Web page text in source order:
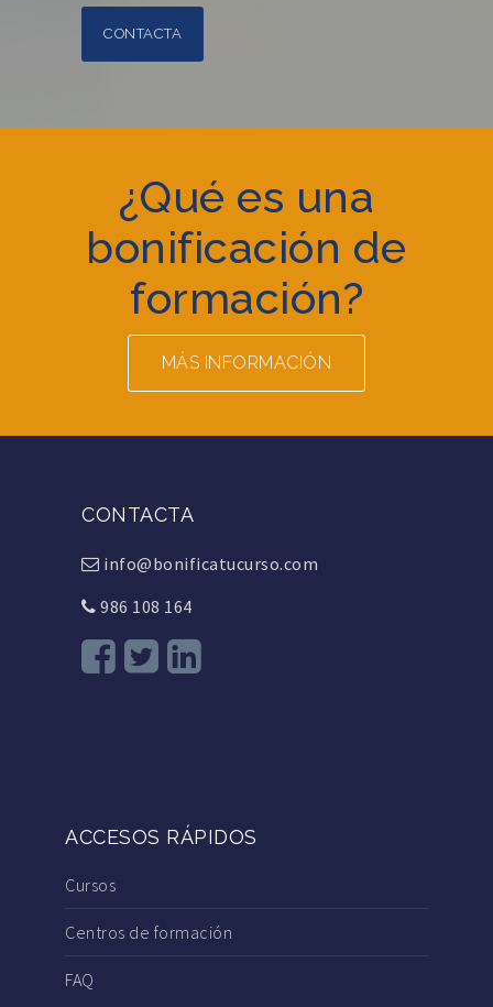
CONTACTA
¿Qué es una
bonificación de
formación?
MÁS INFORMACIÓN
CONTACTA
info@bonificatucurso.com
986 108 164
ACCESOS RÁPIDOS
Cursos
Centros de formación
FAQ